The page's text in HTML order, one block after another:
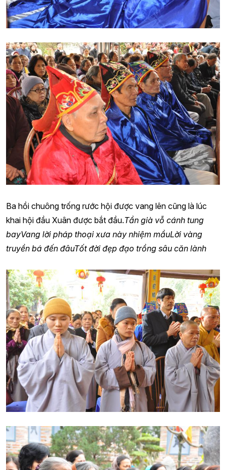
Ba hồi chuông trống rước hội được vang lên cũng là lúc
khai hội đầu Xuân được bắt đầu.Tần già vỗ cánh tung
bayVang lời pháp thoại xưa này nhiệm mầuLời vàng
truyền bá đến đâuTốt đời đẹp đạo trồng sâu căn lành